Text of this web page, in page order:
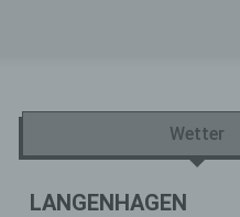
Wetter
LANGENHAGEN